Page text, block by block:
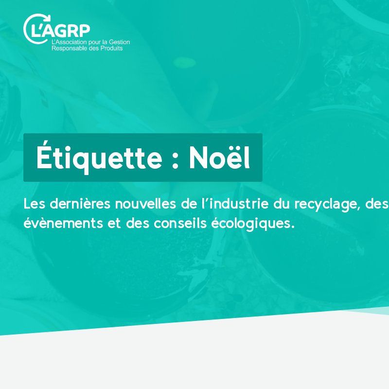
Étiquette : Noël
Les dernières nouvelles de l’industrie du recyclage, des
évènements et des conseils écologiques.